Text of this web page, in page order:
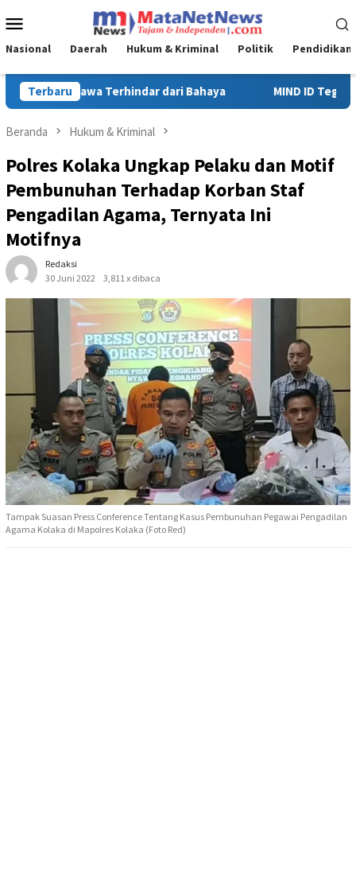
ke
Mobile
Nasional Daerah Hukum & Kriminal Politik Pendidikan
Terbaru
MIND ID Tegaskan Dukungan Penuh Bagi PT Vale di
Beranda Hukum & Kriminal
Polres Kolaka Ungkap Pelaku dan Motif
Pembunuhan Terhadap Korban Staf
Pengadilan Agama, Ternyata Ini
Motifnya
Redaksi
30 Juni 2022
3,811 x dibaca
Tampak Suasan Press Conference Tentang Kasus Pembunuhan Pegawai Pengadilan
Agama Kolaka di Mapolres Kolaka (Foto Red)